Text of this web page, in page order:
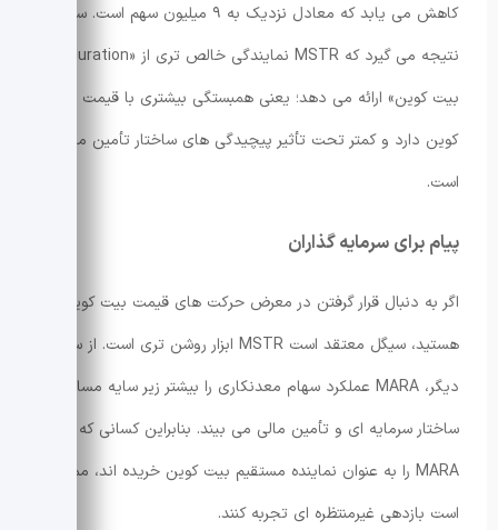
کاهش می یابد که معادل نزدیک به ۹ میلیون سهم است. سیگل
نتیجه می گیرد که MSTR نمایندگی خالص تری از «duration
بیت کوین» ارائه می دهد؛ یعنی همبستگی بیشتری با قیمت بیت
کوین دارد و کمتر تحت تأثیر پیچیدگی های ساختار تأمین مالی
است.
پیام برای سرمایه گذاران
اگر به دنبال قرار گرفتن در معرض حرکت های قیمت بیت کوین
هستید، سیگل معتقد است MSTR ابزار روشن تری است. از سوی
دیگر، MARA عملکرد سهام معدنکاری را بیشتر زیر سایه مسائل
ساختار سرمایه ای و تأمین مالی می بیند. بنابراین کسانی که
MARA را به عنوان نماینده مستقیم بیت کوین خریده اند، ممکن
است بازدهی غیرمنتظره ای تجربه کنند.